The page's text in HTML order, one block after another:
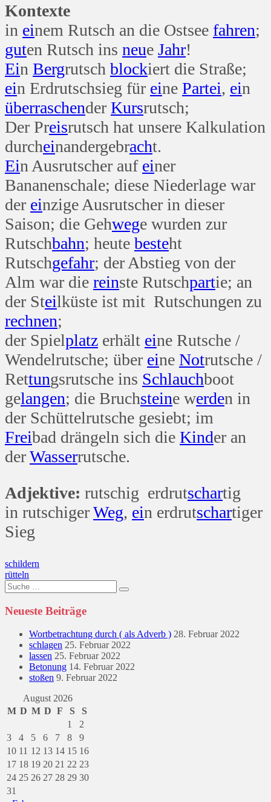
Kontexte
in einem Rutsch an die Ostsee fahren;
guten Rutsch ins neue Jahr!
Ein Bergrutsch blockiert die Straße;
ein Erdrutschsieg für eine Partei, ein
überraschender Kursrutsch;
Der Preisrutsch hat unsere Kalkulation
durcheinandergebracht.
Ein Ausrutscher auf einer
Bananenschale; diese Niederlage war
der einzige Ausrutscher in dieser
Saison; die Gehwege wurden zur
Rutschbahn; heute besteht
Rutschgefahr; der Abstieg von der
Alm war die reinste Rutschpartie; an
der Steilküste ist mit Rutschungen zu
rechnen;
der Spielplatz erhält eine Rutsche /
Wendelrutsche; über eine Notrutsche /
Rettungsrutsche ins Schlauchboot
gelangen; die Bruchsteine werden in
der Schüttelrutsche gesiebt; im
Freibad drängeln sich die Kinder an
derWasserrutsche.
Adjektive: rutschig erdrutschartig
in rutschigerWeg, ein erdrutschartiger
Sieg
Beitragsnavigation
schildern
rütteln
Suche
nach:
Neueste Beiträge
Wortbetrachtung durch ( als Adverb ) 28. Februar 2022
schlagen 25. Februar 2022
lassen 25. Februar 2022
Betonung 14. Februar 2022
stoßen 9. Februar 2022
August 2026
M D M D F S
S
1
2
3
4 5 6 7 8
9
10 11 12 13 14 15 16
17 18 19 20 21 22 23
24 25 26 27 28 29 30
31